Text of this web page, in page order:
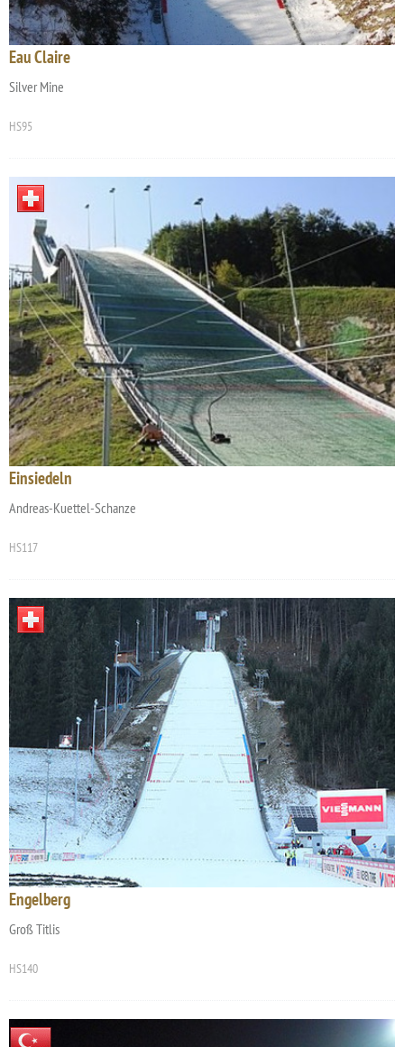
Eau Claire
Silver Mine
HS95
Einsiedeln
Andreas-Kuettel-Schanze
HS117
Engelberg
Groß Titlis
HS140